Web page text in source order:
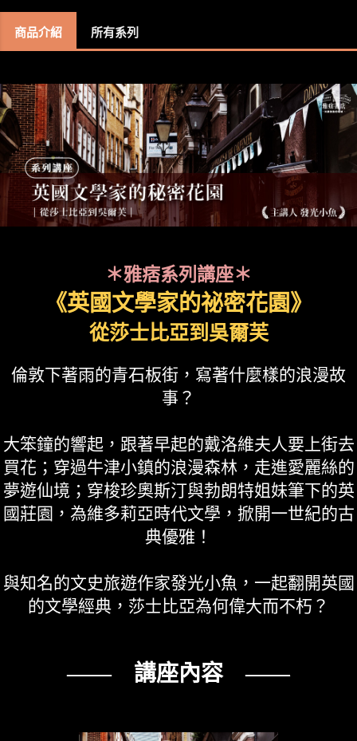
商品介紹 所有系列
＊雅痞系列講座＊
《英國文學家的祕密花園》
從莎士比亞到吳爾芙
倫敦下著雨的青石板街，寫著什麼樣的浪漫故
事？
大笨鐘的響起，跟著早起的戴洛維夫人要上街去
買花；穿過牛津小鎮的浪漫森林，走進愛麗絲的
夢遊仙境；穿梭珍奧斯汀與勃朗特姐妹筆下的英
國莊園，為維多莉亞時代文學，掀開一世紀的古
典優雅！
與知名的文史旅遊作家發光小魚，一起翻開英國
的文學經典，莎士比亞為何偉大而不朽？
—— 講座內容 ——